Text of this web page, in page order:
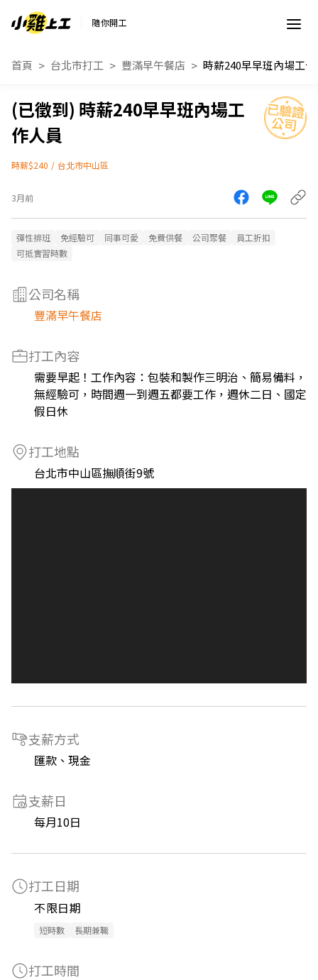
隨你開工
首頁 台北市打工 豐滿早午餐店
時薪240早早班內場工
作人員
時薪$240 / 台北市中山區
3月前
彈性排班 免經驗可 同事可愛 免費供餐 公司聚餐
員工折扣
可抵實習時數
公司名稱
豐滿早午餐店
打工內容
需要早起！工作內容：包裝和製作三明治、簡易備料，
無經驗可，時間週一到週五都要工作，週休二日、國定
假日休
打工地點
台北市中山區撫順街9號
支薪方式
匯款、現金
支薪日
每月10日
打工日期
不限日期
短時數 長期兼職
打工時間